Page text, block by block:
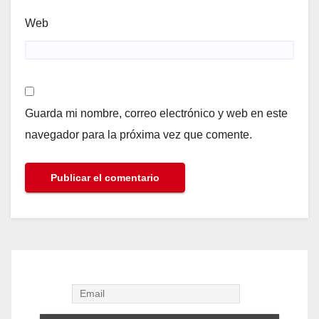
Web
Guarda mi nombre, correo electrónico y web en este
navegador para la próxima vez que comente.